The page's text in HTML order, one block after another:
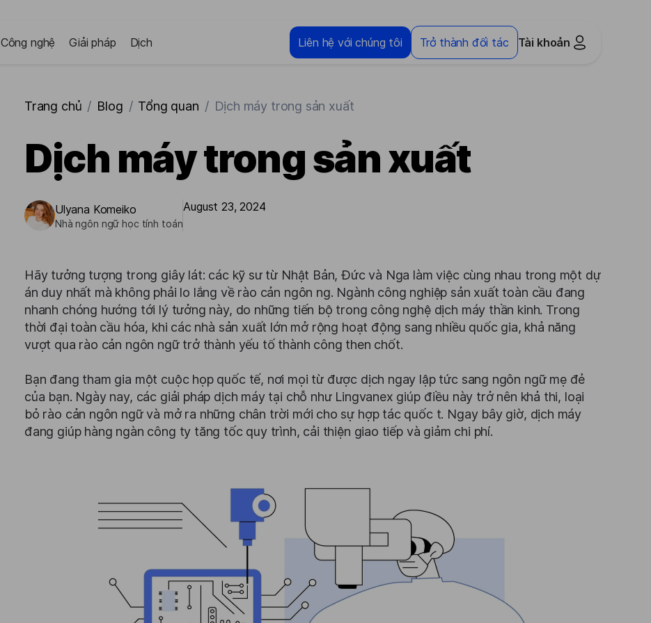
Công nghệ Giải pháp Dịch Liên hệ với chúng tôi Trở thành đối tác Tài khoản
Trang chủ / Blog / Tổng quan / Dịch máy trong sản xuất
Dịch máy trong sản xuất
Ulyana Komeiko
Nhà ngôn ngữ học tính toán
August 23, 2024
Hãy tưởng tượng trong giây lát: các kỹ sư từ Nhật Bản, Đức và Nga làm việc cùng nhau trong một dự
án duy nhất mà không phải lo lắng về rào cản ngôn ng. Ngành công nghiệp sản xuất toàn cầu đang
nhanh chóng hướng tới lý tưởng này, do những tiến bộ trong công nghệ dịch máy thần kinh. Trong
thời đại toàn cầu hóa, khi các nhà sản xuất lớn mở rộng hoạt động sang nhiều quốc gia, khả năng
vượt qua rào cản ngôn ngữ trở thành yếu tố thành công then chốt.
Bạn đang tham gia một cuộc họp quốc tế, nơi mọi từ được dịch ngay lập tức sang ngôn ngữ mẹ đẻ
của bạn. Ngày nay, các giải pháp dịch máy tại chỗ như Lingvanex giúp điều này trở nên khả thi, loại
bỏ rào cản ngôn ngữ và mở ra những chân trời mới cho sự hợp tác quốc t. Ngay bây giờ, dịch máy
đang giúp hàng ngàn công ty tăng tốc quy trình, cải thiện giao tiếp và giảm chi phí.